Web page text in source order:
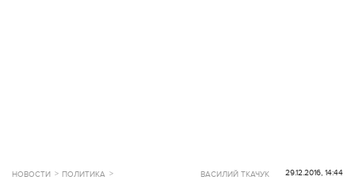
НОВОСТИ ПОЛИТИКА 29.12.2016, 14:44
ВАСИЛИЙ ТКАЧУК